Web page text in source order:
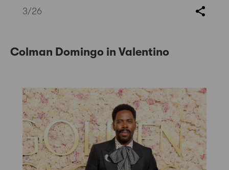
3/26
Colman Domingo in Valentino